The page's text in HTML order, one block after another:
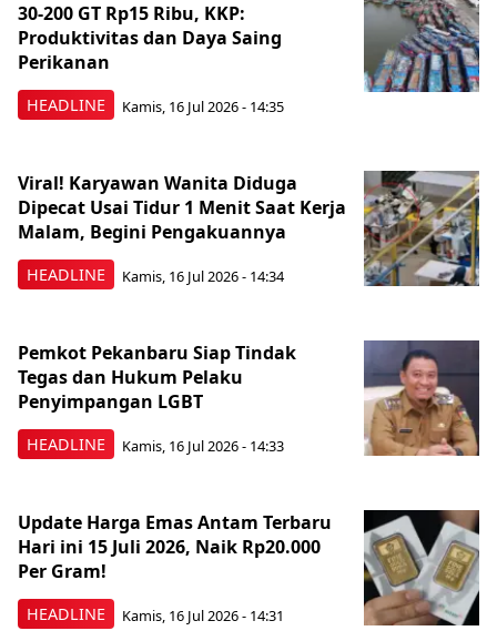
HEADLINE
30-200 GT Rp15 Ribu, KKP:
Produktivitas dan Daya Saing
Perikanan
Kamis, 16 Jul 2026 - 14:35
HEADLINE
Viral! Karyawan Wanita Diduga
Dipecat Usai Tidur 1 Menit Saat Kerja
Malam, Begini Pengakuannya
Kamis, 16 Jul 2026 - 14:34
HEADLINE
Pemkot Pekanbaru Siap Tindak
Tegas dan Hukum Pelaku
Penyimpangan LGBT
Kamis, 16 Jul 2026 - 14:33
HEADLINE
Update Harga Emas Antam Terbaru
Hari ini 15 Juli 2026, Naik Rp20.000
Per Gram!
Kamis, 16 Jul 2026 - 14:31